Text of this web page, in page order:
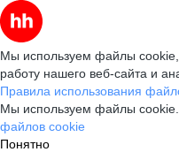
Мы используем файлы cookie,
работу нашего веб-сайта и
Правила использования
Мы используем файлы cookie.
файлов cookie
Понятно